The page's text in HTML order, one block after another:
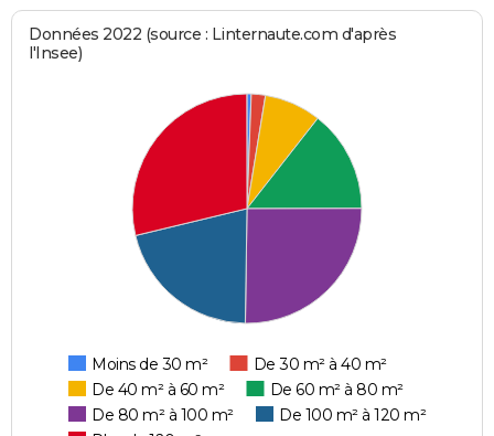
Données 2022 (source : Linternaute.com d'après
l'Insee)
Moins de 30 m²
De 30 m² à 40 m²
De 40 m² à 60 m²
De 60 m² à 80 m²
De 80 m² à 100 m²
De 100 m² à 120 m²